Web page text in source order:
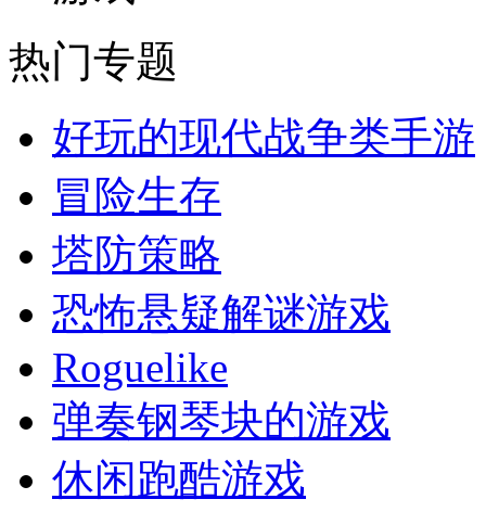
热门专题
好玩的现代战争类手游
冒险生存
塔防策略
恐怖悬疑解谜游戏
Roguelike
弹奏钢琴块的游戏
休闲跑酷游戏